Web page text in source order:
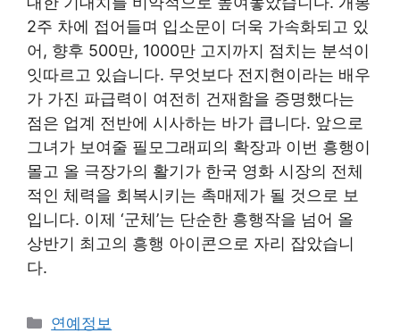
2주 차에 접어들며 입소문이 더욱 가속화되고 있
어, 향후 500만, 1000만 고지까지 점치는 분석이
잇따르고 있습니다. 무엇보다 전지현이라는 배우
가 가진 파급력이 여전히 건재함을 증명했다는
점은 업계 전반에 시사하는 바가 큽니다. 앞으로
그녀가 보여줄 필모그래피의 확장과 이번 흥행이
몰고 올 극장가의 활기가 한국 영화 시장의 전체
적인 체력을 회복시키는 촉매제가 될 것으로 보
입니다. 이제 ‘군체’는 단순한 흥행작을 넘어 올
상반기 최고의 흥행 아이콘으로 자리 잡았습니
다.
Categories
연예정보